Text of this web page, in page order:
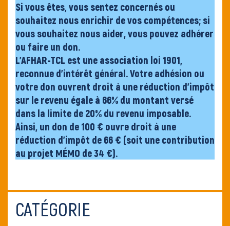
Si vous êtes, vous sentez concernés ou
souhaitez nous enrichir de vos compétences; si
vous souhaitez nous aider, vous pouvez adhérer
ou faire un don.
L’AFHAR-TCL est une association loi 1901,
reconnue d’intérêt général. Votre adhésion ou
votre don ouvrent droit à une réduction d’impôt
sur le revenu égale à 66% du montant versé
dans la limite de 20% du revenu imposable.
Ainsi, un don de 100 € ouvre droit à une
réduction d’impôt de 66 € (soit une contribution
au projet MÉMO de 34 €).
CATÉGORIE